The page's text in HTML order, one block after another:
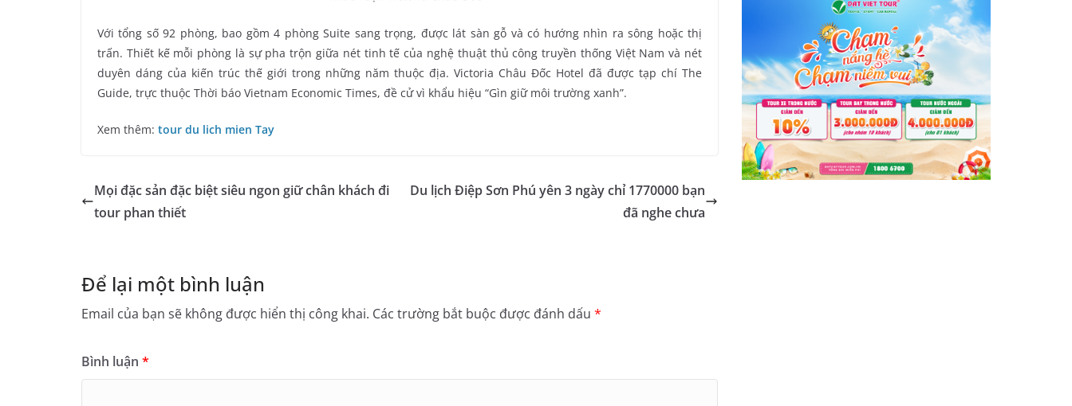
Với tổng số 92 phòng, bao gồm 4 phòng Suite sang trọng, được lát sàn gỗ và có hướng nhìn ra sông hoặc thị
trấn. Thiết kế mỗi phòng là sự pha trộn giữa nét tinh tế của nghệ thuật thủ công truyền thống Việt Nam và nét
duyên dáng của kiến trúc thế giới trong những năm thuộc địa. Victoria Châu Đốc Hotel đã được tạp chí The
Guide, trực thuộc Thời báo Vietnam Economic Times, đề cử vì khẩu hiệu “Gìn giữ môi trường xanh”.
Xem thêm: tour du lich mien Tay
Mọi đặc sản đặc biệt siêu ngon giữ chân khách đi
tour phan thiết
Du lịch Điệp Sơn Phú yên 3 ngày chỉ 1770000 bạn
đã nghe chưa
Để lại một bình luận
Email của bạn sẽ không được hiển thị công khai. Các trường bắt buộc được đánh dấu *
Bình luận *